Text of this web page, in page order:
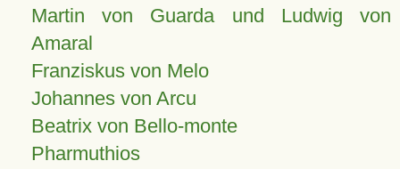
Martin von Guarda und Ludwig von
Amaral
Franziskus von Melo
Johannes von Arcu
Beatrix von Bello-monte
Pharmuthios